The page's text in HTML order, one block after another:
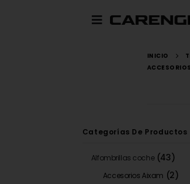
INICIO
Categorías De Productos
Alfombrillas coche (43)
Accesorios Aixam (2)